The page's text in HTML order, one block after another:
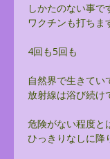
しかたのない事で
ワクチンも打ちま
4回も5回も
自然界で生きてい
放射線は浴び続け
危険がない程度と
ひっきりなしに降